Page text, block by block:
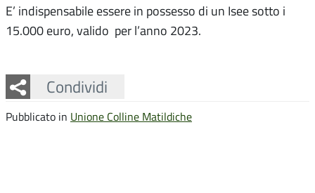
E’ indispensabile essere in possesso di un Isee sotto i
15.000 euro, valido per l’anno 2023.
Condividi
Facebook
Twitter
Whatsapp
Pubblicato in Unione Colline Matildiche